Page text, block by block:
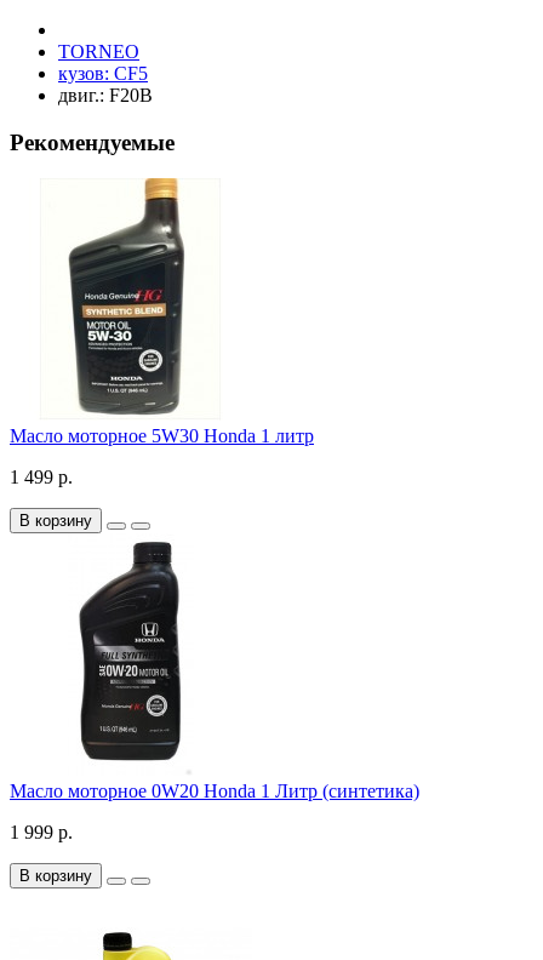
TORNEO
кузов: CF5
двиг.: F20B
Рекомендуемые
Масло моторное 5W30 Honda 1 литр
1 499 р.
В корзину
Масло моторное 0W20 Honda 1 Литр (синтетика)
1 999 р.
В корзину